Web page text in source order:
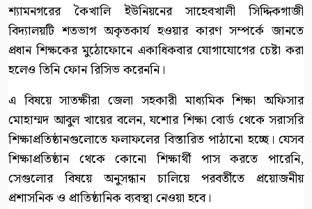
শ্যামনগরের কৈখালি ইউনিয়নের সাহেবখালী সিদ্দিকগাজী
বিদ্যালয়টি শতভাগ অকৃতকার্য হওয়ার কারণ সম্পর্কে জানতে
প্রধান শিক্ষকের মুঠোফোনে একাধিকবার যোগাযোগের চেষ্টা করা
হলেও তিনি ফোন রিসিভ করেননি।
এ বিষয়ে সাতক্ষীরা জেলা সহকারী মাধ্যমিক শিক্ষা অফিসার
মোহাম্মদ আবুল খায়ের বলেন, যশোর শিক্ষা বোর্ড থেকে সরাসরি
শিক্ষাপ্রতিষ্ঠানগুলোতে ফলাফলের বিস্তারিত পাঠানো হচ্ছে। যেসব
শিক্ষাপ্রতিষ্ঠান থেকে কোনো শিক্ষার্থী পাস করতে পারেনি,
সেগুলোর বিষয়ে অনুসন্ধান চালিয়ে পরবর্তীতে প্রয়োজনীয়
প্রশাসনিক ও প্রাতিষ্ঠানিক ব্যবস্থা নেওয়া হবে।